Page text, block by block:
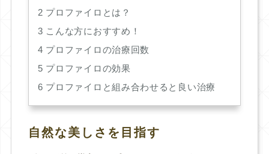
2 プロファイロとは？
3 こんな方におすすめ！
4 プロファイロの治療回数
5 プロファイロの効果
6 プロファイロと組み合わせると良い治療
自然な美しさを目指す